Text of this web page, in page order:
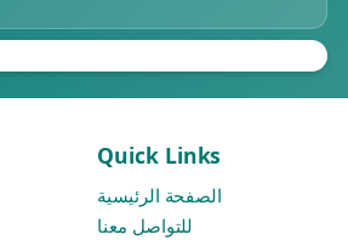
Quick Links
الصفحة الرئيسية
للتواصل معنا